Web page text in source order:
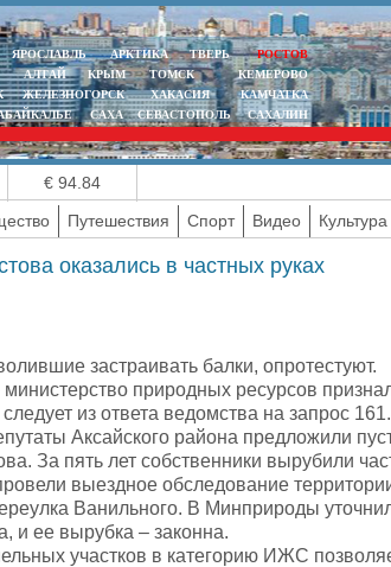
ЯРОСЛАВЛЬ АРКТИКА ТВЕРЬ
РОСТОВ
АЛТАЙ КРЫМ ТОМСК
КЕМЕРОВО
ЖЕЛЕЗНОГОРСК ХАКАСИЯ
КАМЧАТКА
САХА СЕВАСТОПОЛЬ САХАЛИН
€ 94.84
Путешествия Спорт Видео Культура
оказались в частных руках
застраивать балки, опротестуют.
министерство природных ресурсов
следует из ответа ведомства на запрос
Аксайского района предложили
За пять лет собственники вырубили
выездное обследование
Ванильного. В Минприроды
и ее вырубка – законна.
участков в категорию ИЖС